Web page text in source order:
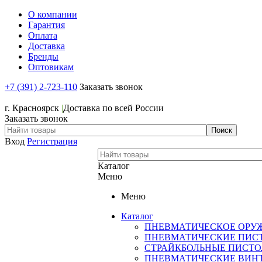
О компании
Гарантия
Оплата
Доставка
Бренды
Оптовикам
+7 (391) 2-723-110 Заказать звонок
г. Красноярск |Доставка по всей России
Заказать звонок
Вход Регистрация
Каталог
Меню
Меню
Каталог
ПНЕВМАТИЧЕСКОЕ
ПНЕВМАТИЧЕСКИЕ
СТРАЙКБОЛЬНЫЕ
ПНЕВМАТИЧЕСКИЕ